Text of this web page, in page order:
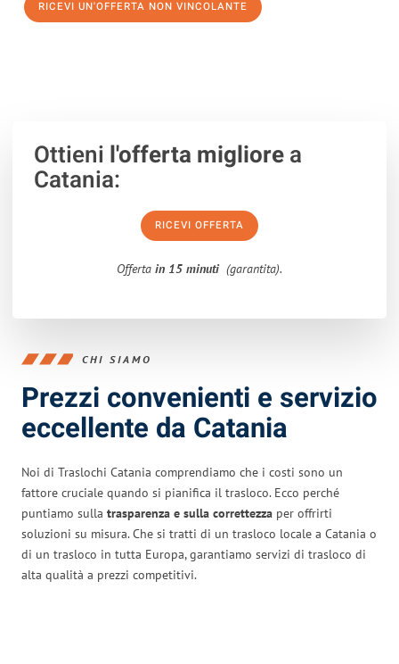
RICEVI UN'OFFERTA NON VINCOLANTE
Ottieni l'offerta migliorea
Catania:
RICEVI OFFERTA
Offerta in 15 minuti (garantita).
CHI SIAMO
Prezzi convenienti e servizio
eccellente da Catania
Noi di Traslochi Catania comprendiamo che i costi sono un
fattore cruciale quando si pianifica il trasloco. Ecco perché
puntiamo sulla trasparenza e sulla correttezza per offrirti
soluzioni su misura. Che si tratti di un trasloco locale a Catania o
di un trasloco in tutta Europa, garantiamo servizi di trasloco di
alta qualità a prezzi competitivi.